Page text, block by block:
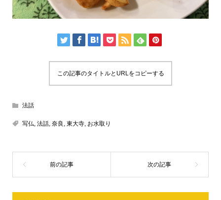
この記事のタイトルとURLをコピーする
法話
写仏, 法話, 奈良 , 東大寺, お水取り